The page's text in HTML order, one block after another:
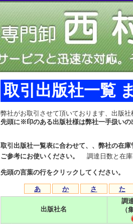
取引出版社一覧
弊社がお取引させて頂いております、出版
先頭に※印のある出版社様は弊社一手扱いの
取引出版社一覧表に合わせて、、弊社の在
ご参考にお使いください。
調達日数と在庫
先頭の言葉の行をクリックしてください。
あ か さ た
出版社名
調
（